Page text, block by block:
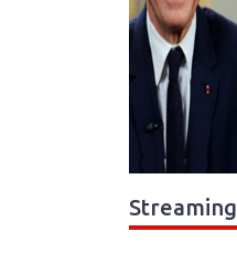
Streaming